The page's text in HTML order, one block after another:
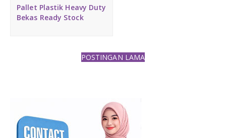
Pallet Plastik Heavy Duty
Bekas Ready Stock
POSTINGAN LAMA